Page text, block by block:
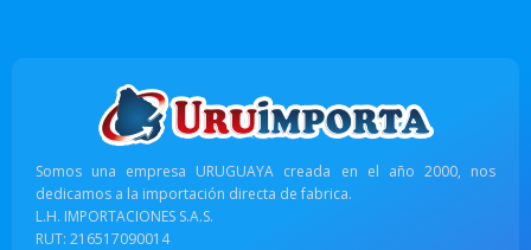
Somos una empresa URUGUAYA creada en el año 2000, nos
dedicamos a la importación directa de fabrica.
L.H. IMPORTACIONES S.A.S.
RUT: 216517090014